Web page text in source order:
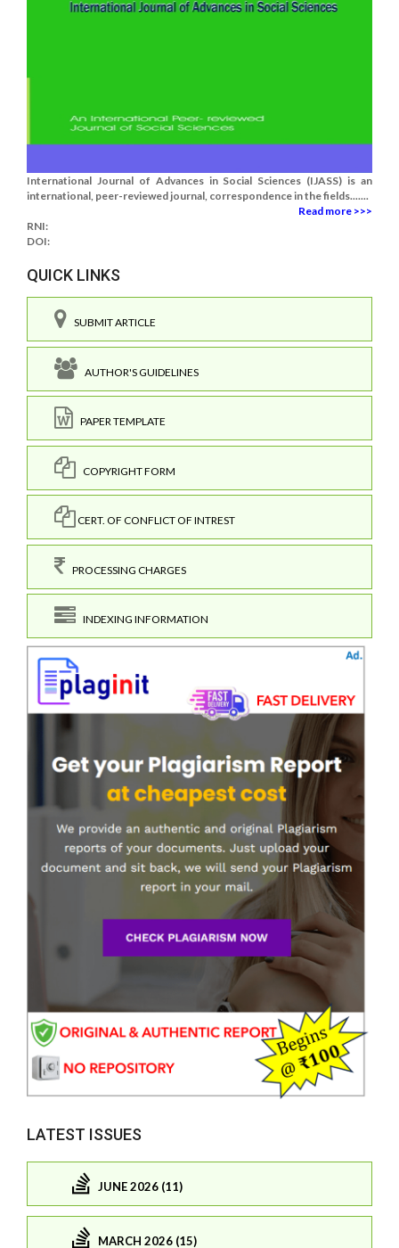
International Journal of Advances in Social Sciences (IJASS) is an
international, peer-reviewed journal, correspondence in the fields.......
Read more >>>
RNI:
DOI:
QUICK LINKS
SUBMIT ARTICLE
AUTHOR'S GUIDELINES
PAPER TEMPLATE
COPYRIGHT FORM
CERT. OF CONFLICT OF INTREST
PROCESSING CHARGES
INDEXING INFORMATION
LATEST ISSUES
JUNE 2026 (11)
MARCH 2026 (15)